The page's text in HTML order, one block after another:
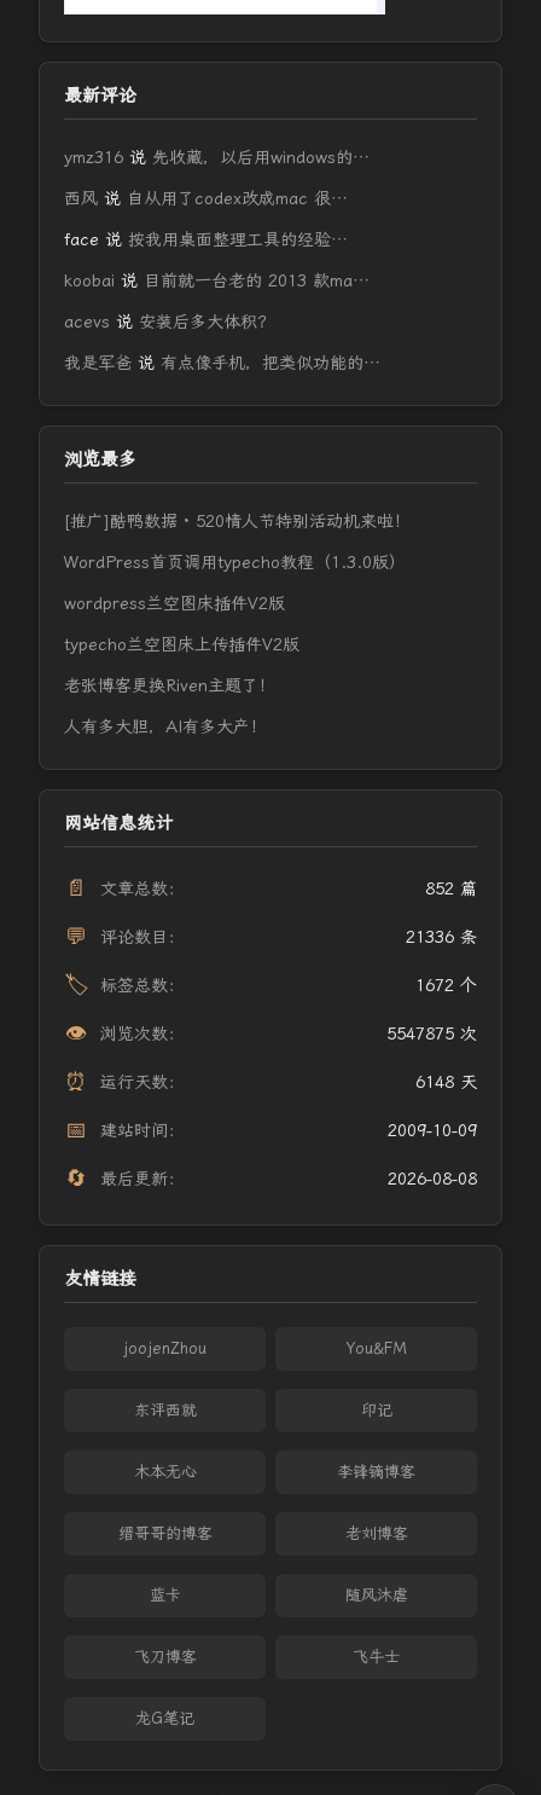
最新评论
ymz316 说 先收藏，以后用windows的…
西风 说 自从用了codex改成mac 很…
face 说 按我用桌面整理工具的经验…
koobai 说 目前就一台老的 2013 款ma…
acevs 说 安装后多大体积？
我是军爸 说 有点像手机，把类似功能的…
浏览最多
[推广]酷鸭数据 · 520情人节特别活动机来啦！
WordPress首页调用typecho教程（1.3.0版）
wordpress兰空图床插件V2版
typecho兰空图床上传插件V2版
老张博客更换Riven主题了！
人有多大胆，AI有多大产！
网站信息统计
📄 文章总数： 852 篇
💬 评论数目： 21336 条
🏷️ 标签总数： 1672 个
👁️ 浏览次数： 5547875 次
⏰ 运行天数： 6148 天
📅 建站时间： 2009-10-09
🔄 最后更新： 2026-08-08
友情链接
joojenZhou You&FM
东评西就 印记
木本无心 李锋镝博客
缙哥哥的博客 老刘博客
蓝卡 随风沐虐
飞刀博客 飞牛士
龙G笔记